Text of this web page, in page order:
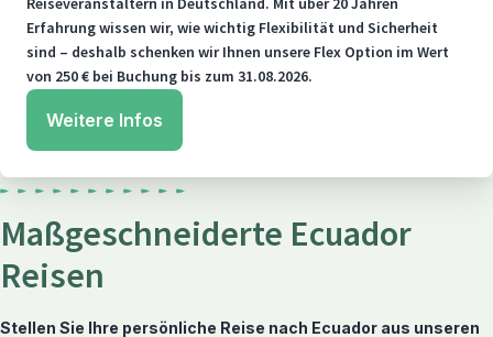
Reiseveranstaltern in Deutschland. Mit über 20 Jahren
Erfahrung wissen wir, wie wichtig Flexibilität und Sicherheit
sind – deshalb schenken wir Ihnen unsere Flex Option im Wert
von 250 € bei Buchung bis zum 31.08.2026.
Weitere Infos
Maßgeschneiderte Ecuador
Reisen
Stellen Sie Ihre persönliche Reise nach Ecuador aus unseren